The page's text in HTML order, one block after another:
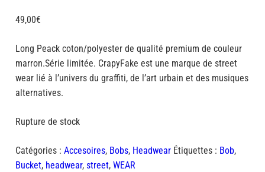
49,00€
Long Peack coton/polyester de qualité premium de couleur
marron.Série limitée. CrapyFake est une marque de street
wear lié à l’univers du graffiti, de l’art urbain et des musiques
alternatives.
Rupture de stock
Catégories : Accesoires, Bobs, Headwear Étiquettes : Bob,
Bucket, headwear, street, WEAR